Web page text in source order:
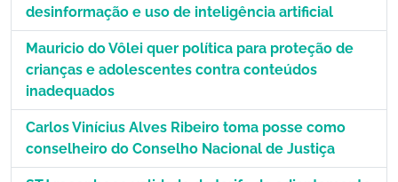
desinformação e uso de inteligência artificial
Mauricio do Vôlei quer política para proteção de
crianças e adolescentes contra conteúdos
inadequados
Carlos Vinícius Alves Ribeiro toma posse como
conselheiro do Conselho Nacional de Justiça